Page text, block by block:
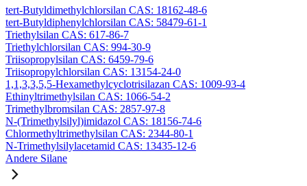
tert-Butyldimethylchlorsilan CAS: 18162-48-6
tert-Butyldiphenylchlorsilan CAS: 58479-61-1
Triethylsilan CAS: 617-86-7
Triethylchlorsilan CAS: 994-30-9
Triisopropylsilan CAS: 6459-79-6
Triisopropylchlorsilan CAS: 13154-24-0
1,1,3,3,5,5-Hexamethylcyclotrisilazan CAS: 1009-93-4
Ethinyltrimethylsilan CAS: 1066-54-2
Trimethylbromsilan CAS: 2857-97-8
N-(Trimethylsilyl)imidazol CAS: 18156-74-6
Chlormethyltrimethylsilan CAS: 2344-80-1
N-Trimethylsilylacetamid CAS: 13435-12-6
Andere Silane